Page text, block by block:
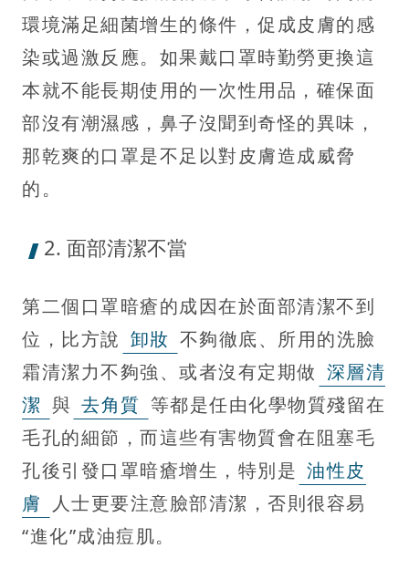
環境滿足細菌增生的條件，促成皮膚的感
染或過激反應。如果戴口罩時勤勞更換這
本就不能長期使用的一次性用品，確保面
部沒有潮濕感，鼻子沒聞到奇怪的異味，
那乾爽的口罩是不足以對皮膚造成威脅
的。
2. 面部清潔不當
第二個口罩暗瘡的成因在於面部清潔不到
位，比方說 卸妝 不夠徹底、所用的洗臉
霜清潔力不夠強、或者沒有定期做 深層清
潔 與 去角質 等都是任由化學物質殘留在
毛孔的細節，而這些有害物質會在阻塞毛
孔後引發口罩暗瘡增生，特別是 油性皮
膚
人士更要注意臉部清潔，否則很容易
“進化”成油痘肌。